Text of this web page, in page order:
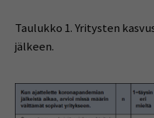
Taulukko 1. Yritysten
jälkeen.